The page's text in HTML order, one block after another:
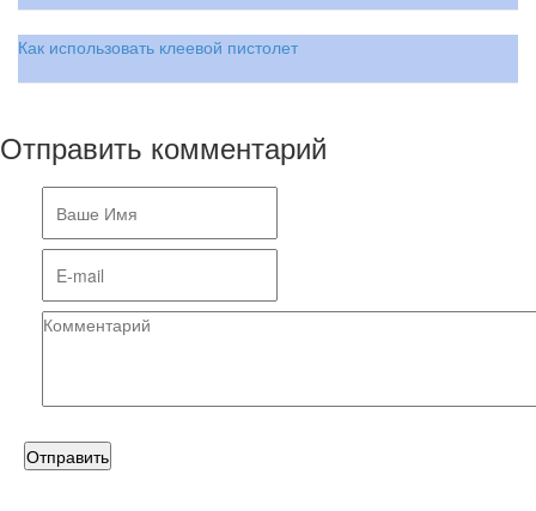
Как использовать клеевой пистолет
Отправить комментарий